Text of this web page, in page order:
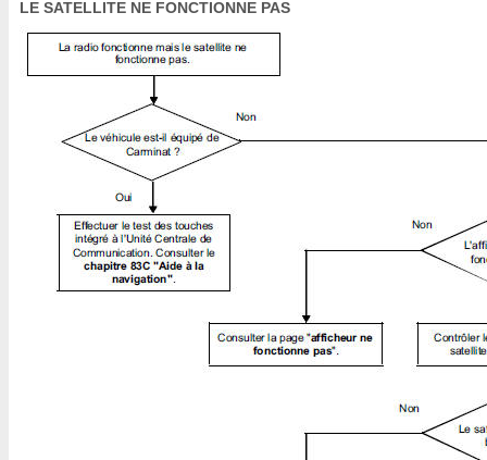
LE SATELLITE NE FONCTIONNE PAS